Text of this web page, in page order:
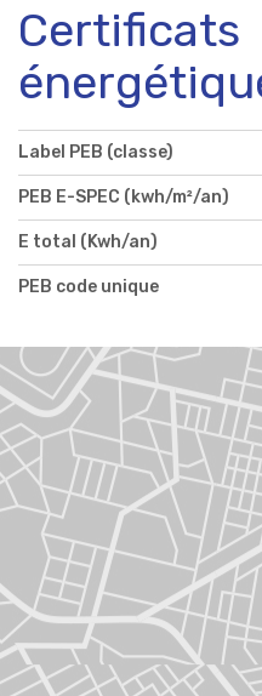
Certificats
Label PEB (classe)
PEB E-SPEC (kwh/m²/an)
E total (Kwh/an)
PEB code unique